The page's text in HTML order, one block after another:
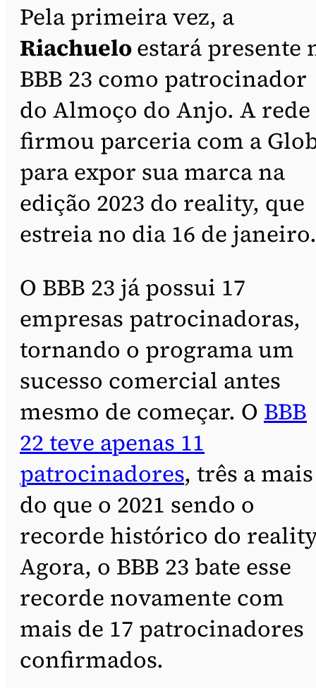
Pela primeira vez, a
Riachueloestará presente
BBB 23 como patrocinador
do Almoço do Anjo. A rede
firmou parceria com a
para expor sua marca na
edição 2023 do reality, que
estreia no dia 16 de janeiro.
O BBB 23 já possui 17
empresas patrocinadoras,
tornando o programa um
sucesso comercial antes
mesmo de começar. O BBB
22 teve apenas 11
patrocinadores, três a mais
do que o 2021 sendo o
recorde histórico do
Agora, o BBB 23 bate esse
recorde novamente com
mais de 17 patrocinadores
confirmados.